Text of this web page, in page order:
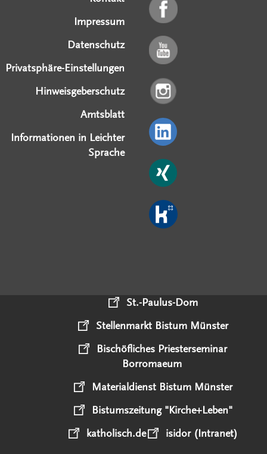
Impressum
Datenschutz
Privatsphäre-Einstellungen
Hinweisgeberschutz
Amtsblatt
Informationen in Leichter
Sprache
St.-Paulus-Dom
Stellenmarkt Bistum Münster
Bischöfliches Priesterseminar
Borromaeum
Materialdienst Bistum Münster
Bistumszeitung "Kirche+Leben"
katholisch.de
isidor (Intranet)